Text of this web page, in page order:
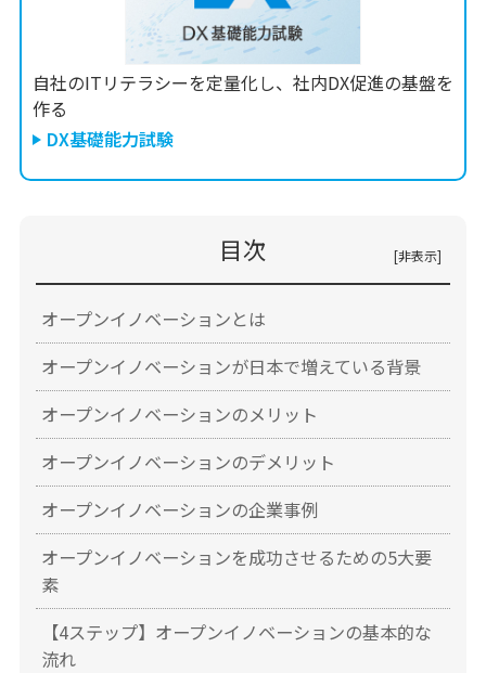
自社のITリテラシーを定量化し、社内DX促進の基盤を
作る
DX基礎能力試験
目次
オープンイノベーションとは
オープンイノベーションが日本で増えている背景
オープンイノベーションのメリット
オープンイノベーションのデメリット
オープンイノベーションの企業事例
オープンイノベーションを成功させるための5大要
素
【4ステップ】オープンイノベーションの基本的な
流れ